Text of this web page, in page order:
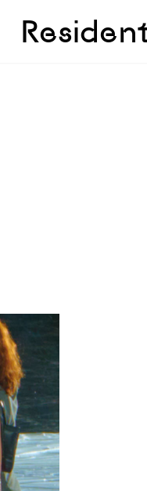
Skip to main
Skip to sidebar